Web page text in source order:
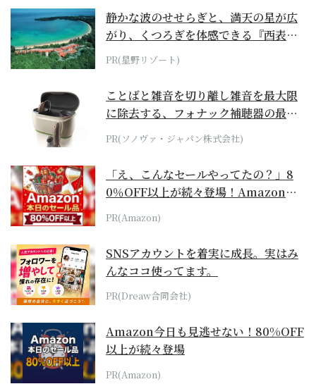
静かな波のせせらぎと、満天の星が広
がり、くつろぎを体感できる『西表島
ホテル by...
PR(星野リゾート)
ことばと雑音を切り離し雑音を最大限
に除去する、フォナック補聴器の最上
位モデル
PR(ソノヴァ・ジャパン株式会社)
「え、こんなセールやってたの？」8
0％OFF以上が続々登場！Amazonの
本気が...
PR(Amazon)
SNSアカウントを着実に成長。実はみ
んなココ使ってます。
PR(Dreaw合同会社)
Amazon今日も見逃せない！80%OFF
以上が続々登場
PR(Amazon)